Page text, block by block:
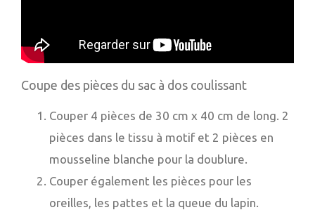
Coupe des pièces du sac à dos coulissant
Couper 4 pièces de 30 cm x 40 cm de long. 2
pièces dans le tissu à motif et 2 pièces en
mousseline blanche pour la doublure.
Couper également les pièces pour les
oreilles, les pattes et la queue du lapin.